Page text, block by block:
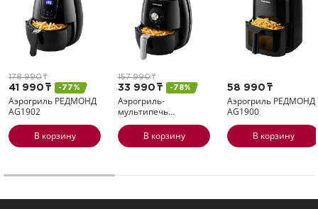
178 990 т
41 990 т -77%
Аэрогриль РЕДМОНД
AG1902
В корзину
157 990 т
33 990 т -78%
Аэрогриль-
мультипечь…
В корзину
58 990 т
Аэрогриль РЕДМОНД
AG1900
В корзину